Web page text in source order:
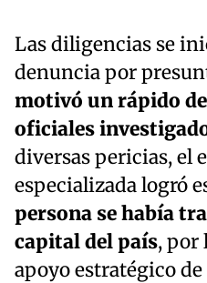
Las diligencias se
denuncia por
motivó un rápido
oficiales
diversas pericias, el
especializada logró
persona se había
capital del país, por
apoyo estratégico